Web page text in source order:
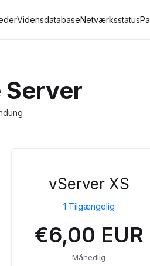
VidensdatabaseNetværksstatus
vServer XS
1 Tilgængelig
€6,00 EUR
Månedlig